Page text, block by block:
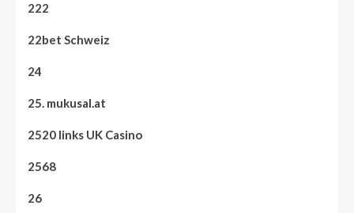
222
22bet Schweiz
24
25. mukusal.at
2520 links UK Casino
2568
26